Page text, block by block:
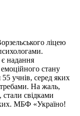
ліцею
надання
стану
55 учнів, серед яких
На жаль,
стали свідками
МБФ «Україно!